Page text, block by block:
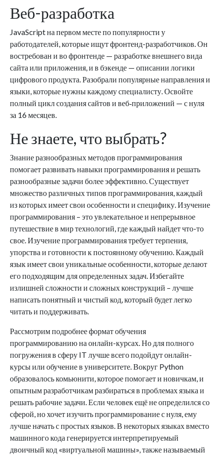
Веб-разработка
JavaScript на первом месте по популярности у
работодателей, которые ищут фронтенд-разработчиков. Он
востребован и во фронтенде — разработке внешнего вида
сайта или приложения, и в бэкенде — описании логики
цифрового продукта. Разобрали популярные направления и
языки, которые нужны каждому специалисту. Освойте
полный цикл создания сайтов и веб‑приложений — с нуля
за 16 месяцев.
Не знаете, что выбрать?
Знание разнообразных методов программирования
помогает развивать навыки программирования и решать
разнообразные задачи более эффективно. Существует
множество различных типов программирования, каждый
из которых имеет свои особенности и специфику. Изучение
программирования – это увлекательное и непрерывное
путешествие в мир технологий, где каждый найдет что-то
свое. Изучение программирования требует терпения,
упорства и готовности к постоянному обучению. Каждый
язык имеет свои уникальные особенности, которые делают
его подходящим для определенных задач. Избегайте
излишней сложности и сложных конструкций – лучше
написать понятный и чистый код, который будет легко
читать и поддерживать.
Рассмотрим подробнее формат обучения
программированию на онлайн-курсах. Но для полного
погружения в сферу IT лучше всего подойдут онлайн-
курсы или обучение в университете. Вокруг Python
образовалось комьюнити, которое помогает и новичкам, и
опытным разработчикам разбираться в проблемах языка и
решать рабочие задачи. Если человек ещё не определился со
сферой, но хочет изучить программирование с нуля, ему
лучше начать с простых языков. В некоторых языках вместо
машинного кода генерируется интерпретируемый
двоичный код «виртуальной машины», также называемый